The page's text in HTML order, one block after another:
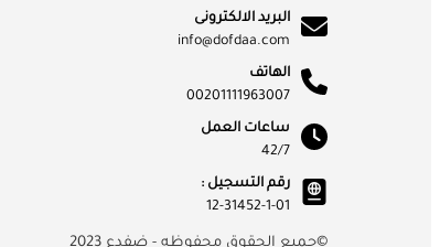
البريد الالكترونى
info@dofdaa.com
الهاتف
00201111963007
ساعات العمل
42/7
رقم التسجيل :
12-31452-1-01
©جميع الحقوق محفوظه - ضفدع 2023